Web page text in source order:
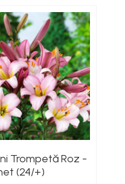
Trompetă Roz -
(24/+)